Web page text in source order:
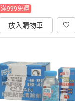
滿999免運
放入購物車